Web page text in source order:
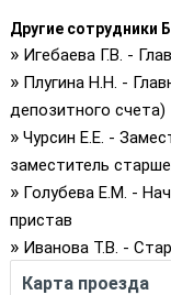
Другие сотрудники
» Игебаева Г.В. -
» Плугина Н.Н. -
депозитного счета)
» Чурсин Е.Е. -
заместитель
» Голубева Е.М. -
пристав
» Иванова Т.В. -
Карта проезда